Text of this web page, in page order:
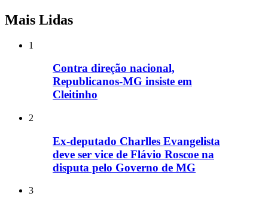
Mais Lidas
1
Contra direção nacional,
Republicanos-MG insiste em
Cleitinho
2
Ex-deputado Charlles Evangelista
deve ser vice de Flávio Roscoe na
disputa pelo Governo de MG
3